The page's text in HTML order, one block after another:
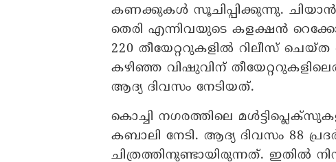
കണക്കുകള്‍ സൂചിപ്പിക്കുന്നു.
തെരി എന്നിവയുടെ കളക്ഷന്‍
220 തീയേറ്ററുകളില്‍ റിലീസ്
കഴിഞ്ഞ വിഷുവിന്
ആദ്യ ദിവസം നേടിയത്.
കൊച്ചി നഗരത്തിലെ
കബാലി നേടി. ആദ്യ ദിവസം 88
ചിത്രത്തിനുണ്ടായിരുന്നത്. ഇതില്‍